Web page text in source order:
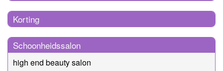
Korting
Schoonheidssalon
high end beauty salon